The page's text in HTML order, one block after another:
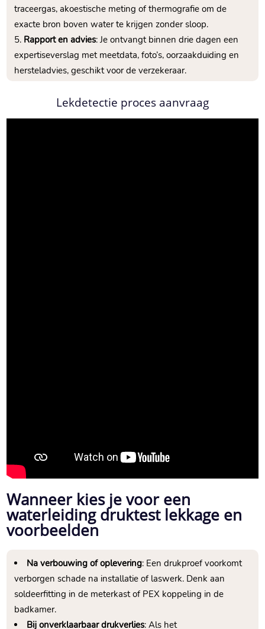
traceergas, akoestische meting of thermografie om de
exacte bron boven water te krijgen zonder sloop.​
Rapport en advies: Je ontvangt binnen drie dagen een
expertiseverslag met meetdata, foto’s, oorzaakduiding en
hersteladvies, geschikt voor de verzekeraar.​
Lekdetectie proces aanvraag
Wanneer kies je voor een
waterleiding druktest lekkage en
voorbeelden
Na verbouwing of oplevering: Een drukproef voorkomt
verborgen schade na installatie of laswerk.​ Denk aan
soldeerfitting in de meterkast of PEX koppeling in de
badkamer.​
Bij onverklaarbaar drukverlies: Als het